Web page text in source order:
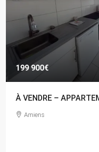
199 900€
À VENDRE –
Amiens